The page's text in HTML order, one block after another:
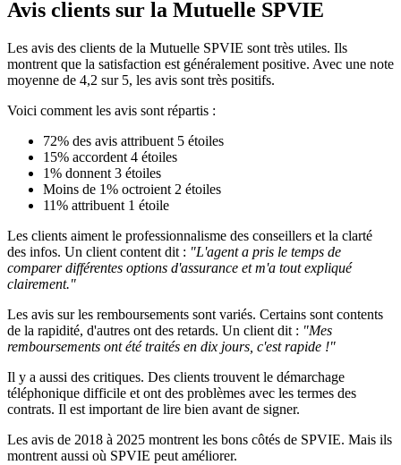
Avis clients sur la Mutuelle SPVIE
Les avis des clients de la Mutuelle SPVIE sont très utiles. Ils
montrent que la satisfaction est généralement positive. Avec une note
moyenne de 4,2 sur 5, les avis sont très positifs.
Voici comment les avis sont répartis :
72% des avis attribuent 5 étoiles
15% accordent 4 étoiles
1% donnent 3 étoiles
Moins de 1% octroient 2 étoiles
11% attribuent 1 étoile
Les clients aiment le professionnalisme des conseillers et la clarté
des infos. Un client content dit : "L'agent a pris le temps de
comparer différentes options d'assurance et m'a tout expliqué
clairement."
Les avis sur les remboursements sont variés. Certains sont contents
de la rapidité, d'autres ont des retards. Un client dit : "Mes
remboursements ont été traités en dix jours, c'est rapide !"
Il y a aussi des critiques. Des clients trouvent le démarchage
téléphonique difficile et ont des problèmes avec les termes des
contrats. Il est important de lire bien avant de signer.
Les avis de 2018 à 2025 montrent les bons côtés de SPVIE. Mais ils
montrent aussi où SPVIE peut améliorer.